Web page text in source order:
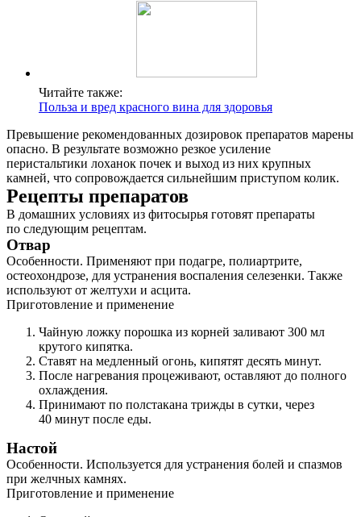
Читайте также:
Польза и вред красного вина для здоровья
Превышение рекомендованных дозировок препаратов марены
опасно. В результате возможно резкое усиление
перистальтики лоханок почек и выход из них крупных
камней, что сопровождается сильнейшим приступом колик.
Рецепты препаратов
В домашних условиях из фитосырья готовят препараты
по следующим рецептам.
Отвар
Особенности. Применяют при подагре, полиартрите,
остеохондрозе, для устранения воспаления селезенки. Также
используют от желтухи и асцита.
Приготовление и применение
Чайную ложку порошка из корней заливают 300 мл
крутого кипятка.
Ставят на медленный огонь, кипятят десять минут.
После нагревания процеживают, оставляют до полного
охлаждения.
Принимают по полстакана трижды в сутки, через
40 минут после еды.
Настой
Особенности. Используется для устранения болей и спазмов
при желчных камнях.
Приготовление и применение